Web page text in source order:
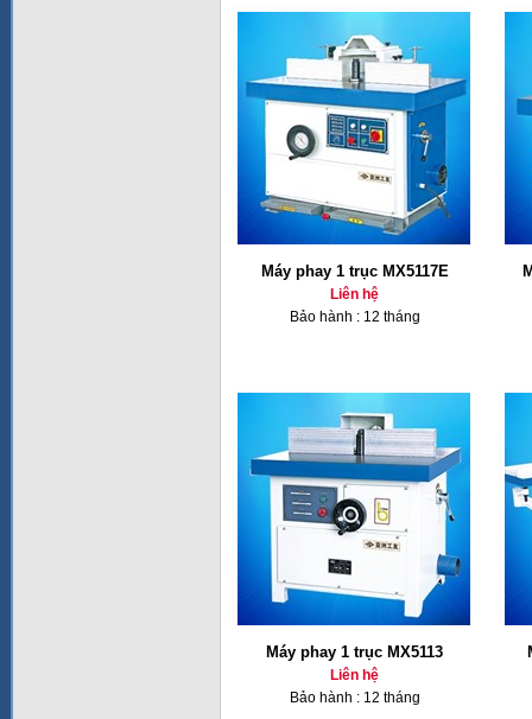
Máy phay 1 trục MX5117E
Liên hệ
Bảo hành : 12 tháng
Máy phay 1 trục MX5113
Liên hệ
Bảo hành : 12 tháng